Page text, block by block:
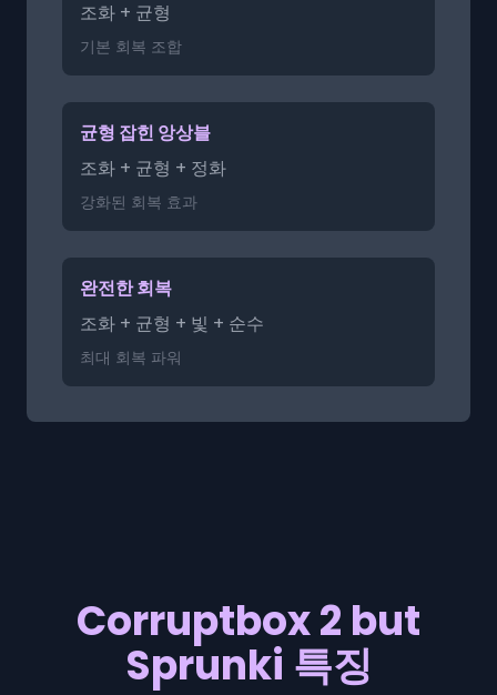
조화 + 균형
기본 회복 조합
균형 잡힌 앙상블
조화 + 균형 + 정화
강화된 회복 효과
완전한 회복
조화 + 균형 + 빛 + 순수
최대 회복 파워
Corruptbox 2 but
Sprunki 특징